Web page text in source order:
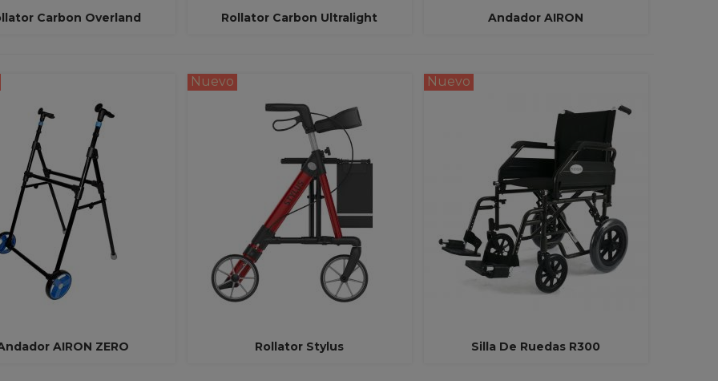
Ver MásCarbon Overland Ver Más
Rollator Carbon Ultralight Ver Más
Andador AIRON
Ver Más AIRON ZERO
Nuevo
Ver Más
Rollator Stylus
Nuevo
Ver Más
Silla De Ruedas R300